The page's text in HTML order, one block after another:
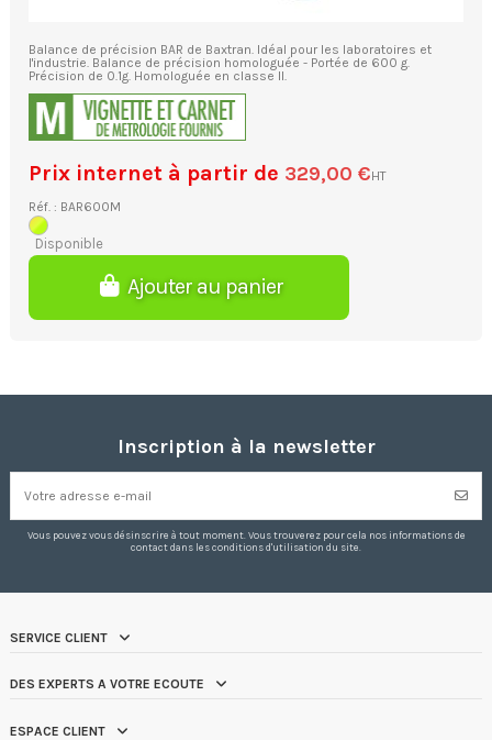
Balance de précision BAR de Baxtran. Idéal pour les laboratoires et
l'industrie. Balance de précision homologuée - Portée de 600 g.
Précision de 0.1g. Homologuée en classe II.
Prix internet à partir de 329,00 €HT
Réf. : BAR600M
Disponible
Ajouter au panier
Inscription à la newsletter
Vous pouvez vous désinscrire à tout moment. Vous trouverez pour cela nos informations de
contact dans les conditions d'utilisation du site.
SERVICE CLIENT
DES EXPERTS A VOTRE ECOUTE
ESPACE CLIENT